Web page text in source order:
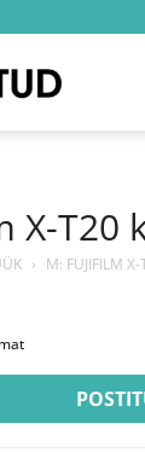
X-T20
› M: FUJIFILM